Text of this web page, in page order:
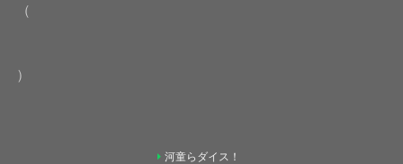
（
）
河童らダイス！